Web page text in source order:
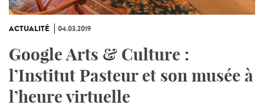
ACTUALITÉ 04.03.2019
Google Arts & Culture :
l’Institut Pasteur et son musée à
l’heure virtuelle